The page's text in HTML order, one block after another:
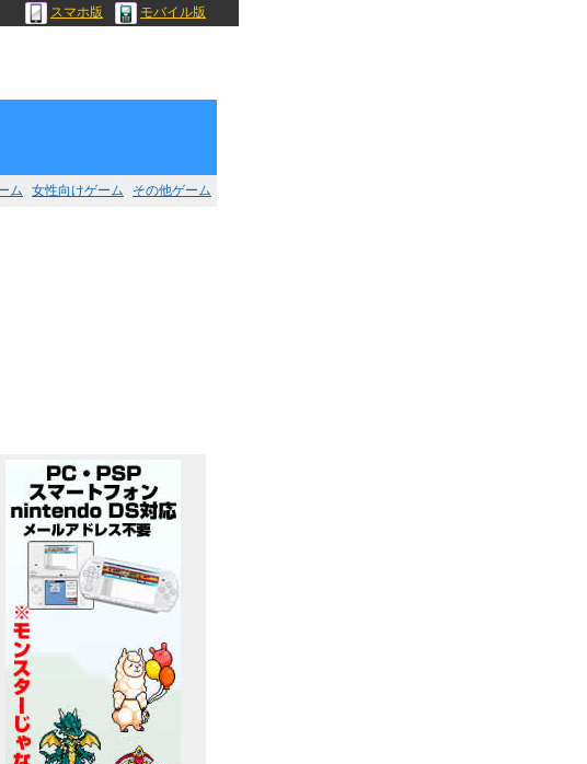
スマホ版 モバイル版
ム 女性向けゲーム その他ゲーム